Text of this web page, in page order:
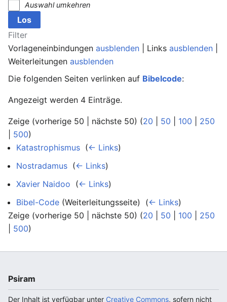
Auswahl umkehren
Filter
Vorlageneinbindungen ausblenden | Links ausblenden
Weiterleitungen ausblenden
Die folgenden Seiten verlinken auf Bibelcode:
Angezeigt werden 4 Einträge.
Zeige (vorherige 50 | nächste 50) (20 50 100
250
500)
Katastrophismus (← Links)
Nostradamus (← Links)
Xavier Naidoo (← Links)
Bibel-Code (Weiterleitungsseite) ‎ (← Links)
Zeige (vorherige 50 | nächste 50) (20 50 100
250
500)
Psiram
Der Inhalt ist verfügbar unter Creative Commons, sofern nicht